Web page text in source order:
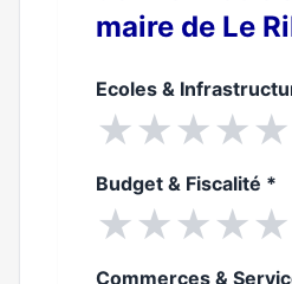
maire de Le
Ecoles &
★★★★★
Budget & Fiscalité *
★★★★★
Commerces &